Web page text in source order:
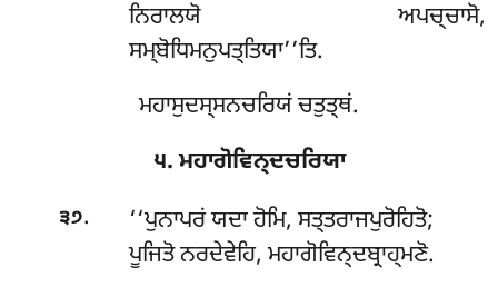
ਨਿਰਾਲਯੋ ਅਪਚ੍ਚਾਸੋ,
ਸਮ੍ਬੋਧਿਮਨੁਪਤ੍ਤਿਯਾ’’ਤਿ.
ਮਹਾਸੁਦਸ੍ਸਨਚਰਿਯਂ ਚਤੁਤ੍ਥਂ.
੫. ਮਹਾਗੋਵਿਨ੍ਦਚਰਿਯਾ
੩੭. ‘‘ਪੁਨਾਪਰਂਯਦਾ ਹੋਮਿ, ਸਤ੍ਤਰਾਜਪੁਰੋਹਿਤੋ;
ਪੂਜਿਤੋ ਨਰਦੇਵੇਹਿ, ਮਹਾਗੋਵਿਨ੍ਦਬ੍ਰਾਹ੍ਮਣੋ.